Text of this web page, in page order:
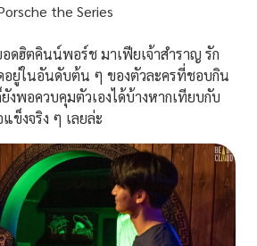
the Series
ตคินน์พอร์ช มาเฟียเจ้าสำราญ รัก
อยู่ในอันดับต้น ๆ ของตัวละครที่ชอบกิน
งพอควบคุมตัวเองได้บ้างหากเทียบกับ
ข็งจริง ๆ เลยล่ะ